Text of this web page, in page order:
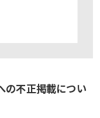
の不正掲載につい